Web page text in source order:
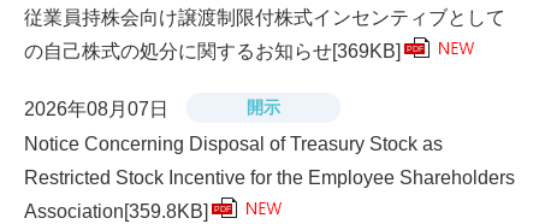
従業員持株会向け譲渡制限付株式インセンティブとして
の自己株式の処分に関するお知らせ[369KB] PDF
2026年08月07日 開示
Notice Concerning Disposal of Treasury Stock as
Restricted Stock Incentive for the Employee Shareholders
Association[359.8KB] PDF